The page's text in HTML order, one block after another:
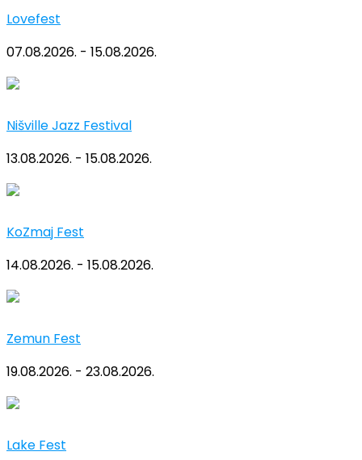
Lovefest
07.08.2026. - 15.08.2026.
Nišville Jazz Festival
13.08.2026. - 15.08.2026.
KoZmaj Fest
14.08.2026. - 15.08.2026.
Zemun Fest
19.08.2026. - 23.08.2026.
Lake Fest